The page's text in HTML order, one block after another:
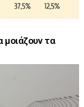
μοιάζουν τα